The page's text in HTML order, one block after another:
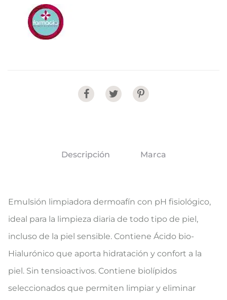
Share
Descripción Marca
Emulsión limpiadora dermoafín con pH fisiológico,
ideal para la limpieza diaria de todo tipo de piel,
incluso de la piel sensible. Contiene Ácido bio-
Hialurónico que aporta hidratación y confort a la
piel. Sin tensioactivos. Contiene biolípidos
seleccionados que permiten limpiar y eliminar